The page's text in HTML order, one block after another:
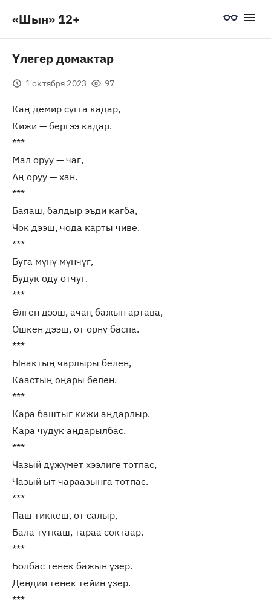
«Шын» 12+
Үлегер домактар
1 октября 2023 97
Каң демир сугга кадар,
Кижи — бергээ кадар.
***
Мал оруу — чаг,
Аң оруу — хан.
***
Баяаш, балдыр эъди кагба,
Чок дээш, чода карты чиве.
***
Буга мүнү мүнчүг,
Будук оду отчуг.
***
Өлген дээш, ачаң бажын артава,
Өшкен дээш, от орну баспа.
***
Ынактың чарлыры белен,
Каастың оңары белен.
***
Кара баштыг кижи аңдарлыр.
Кара чудук аңдарылбас.
***
Чазый дүжүмет хээлиге тотпас,
Чазый ыт чараазынга тотпас.
***
Паш тиккеш, от салыр,
Бала туткаш, тараа соктаар.
***
Болбас тенек бажын үзер.
Дендии тенек тейин үзер.
***